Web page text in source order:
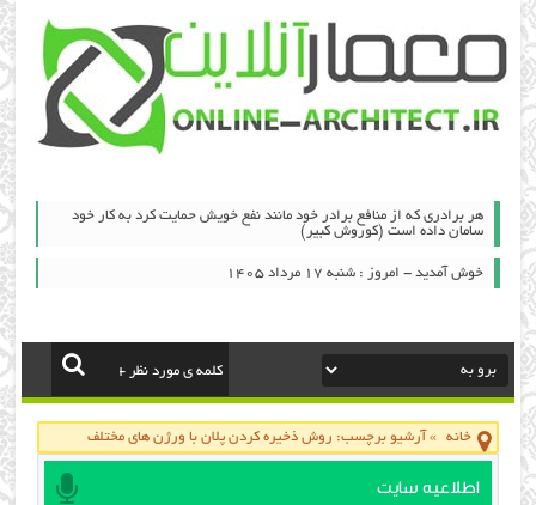
هر برادری که از منافع برادر خود مانند نفع خویش حمایت کرد به کار خود
سامان داده است (کوروش کبیر)
خوش آمدید - امروز : شنبه ۱۷ مرداد ۱۴۰۵
خانه » آرشیو برچسب: روش ذخیره کردن پلان با ورژن های مختلف
اطلاعیه سایت